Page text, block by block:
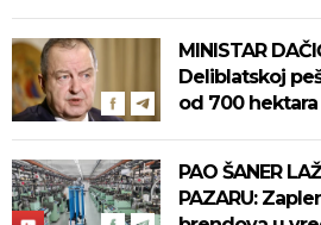
MINISTAR
Deliblatskoj
od 700 hektara
PAO ŠANER
PAZARU: